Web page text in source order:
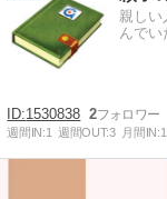
親しい
んでい
1530838 2
週間IN:1 週間OUT:3 月間IN:1